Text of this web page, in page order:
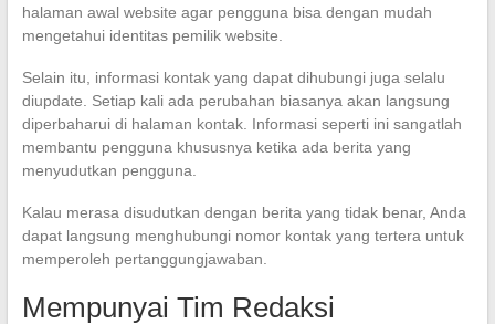
halaman awal website agar pengguna bisa dengan mudah
mengetahui identitas pemilik website.
Selain itu, informasi kontak yang dapat dihubungi juga selalu
diupdate. Setiap kali ada perubahan biasanya akan langsung
diperbaharui di halaman kontak. Informasi seperti ini sangatlah
membantu pengguna khususnya ketika ada berita yang
menyudutkan pengguna.
Kalau merasa disudutkan dengan berita yang tidak benar, Anda
dapat langsung menghubungi nomor kontak yang tertera untuk
memperoleh pertanggungjawaban.
Mempunyai Tim Redaksi